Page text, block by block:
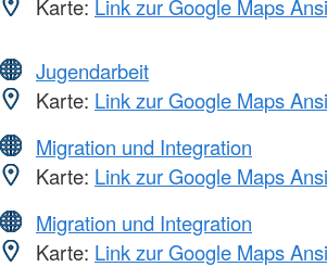
Karte: Link zur Google Maps
Jugendarbeit
Karte: Link zur Google Maps
Migration und Integration
Karte: Link zur Google Maps
Migration und Integration
Karte: Link zur Google Maps